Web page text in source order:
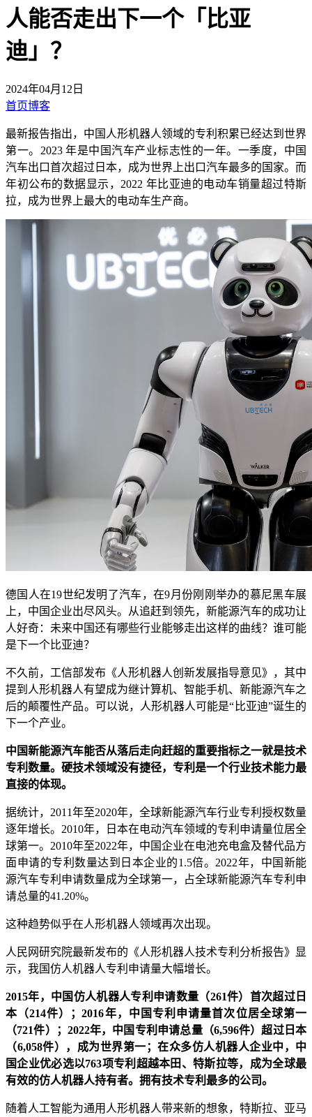
人能否走出下一个「比亚
迪」？
2024年04月12日
首页博客
最新报告指出，中国人形机器人领域的专利积累已经达到世界
第一。2023 年是中国汽车产业标志性的一年。一季度，中国
汽车出口首次超过日本，成为世界上出口汽车最多的国家。而
年初公布的数据显示，2022 年比亚迪的电动车销量超过特斯
拉，成为世界上最大的电动车生产商。
德国人在19世纪发明了汽车，在9月份刚刚举办的慕尼黑车展
上，中国企业出尽风头。从追赶到领先，新能源汽车的成功让
人好奇：未来中国还有哪些行业能够走出这样的曲线？谁可能
是下一个比亚迪？
不久前，工信部发布《人形机器人创新发展指导意见》，其中
提到人形机器人有望成为继计算机、智能手机、新能源汽车之
后的颠覆性产品。可以说，人形机器人可能是“比亚迪”诞生的
下一个产业。
中国新能源汽车能否从落后走向赶超的重要指标之一就是技术
专利数量。硬技术领域没有捷径，专利是一个行业技术能力最
直接的体现。
据统计，2011年至2020年，全球新能源汽车行业专利授权数量
逐年增长。2010年，日本在电动汽车领域的专利申请量位居全
球第一。2010年至2022年，中国企业在电池充电盒及替代品方
面申请的专利数量达到日本企业的1.5倍。2022年，中国新能
源汽车专利申请数量成为全球第一，占全球新能源汽车专利申
请总量的41.20%。
这种趋势似乎在人形机器人领域再次出现。
人民网研究院最新发布的《人形机器人技术专利分析报告》显
示，我国仿人机器人专利申请量大幅增长。
2015年，中国仿人机器人专利申请数量（261件）首次超过日
本（214件）；2016年，中国专利申请量首次位居全球第一
（721件）；2022年，中国专利申请总量（6,596件）超过日本
（6,058件），成为世界第一；在众多仿人机器人企业中，中
国企业优必选以763项专利超越本田、特斯拉等，成为全球最
有效的仿人机器人持有者。拥有技术专利最多的公司。
随着人工智能为通用人形机器人带来新的想象，特斯拉、亚马